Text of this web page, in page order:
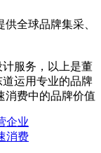
全球品牌集采、
服务，以上是董
运用专业的品牌
消费中的品牌价值
企业
消费